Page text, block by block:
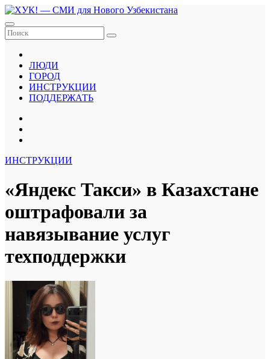
Перейти
к
содержанию
ЛЮДИ
ГОРОД
ИНСТРУКЦИИ
ПОДДЕРЖАТЬ
ИНСТРУКЦИИ
«Яндекс Такси» в Казахстане
оштрафовали за
навязывание услуг
техподдержки